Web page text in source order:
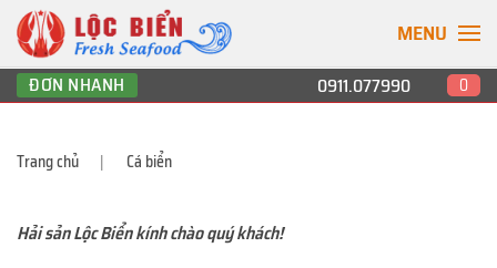
MENU
ĐƠN NHANH 0911.077990 0
Trang chủ Cá biển
Hải sản Lộc Biển kính chào quý khách!